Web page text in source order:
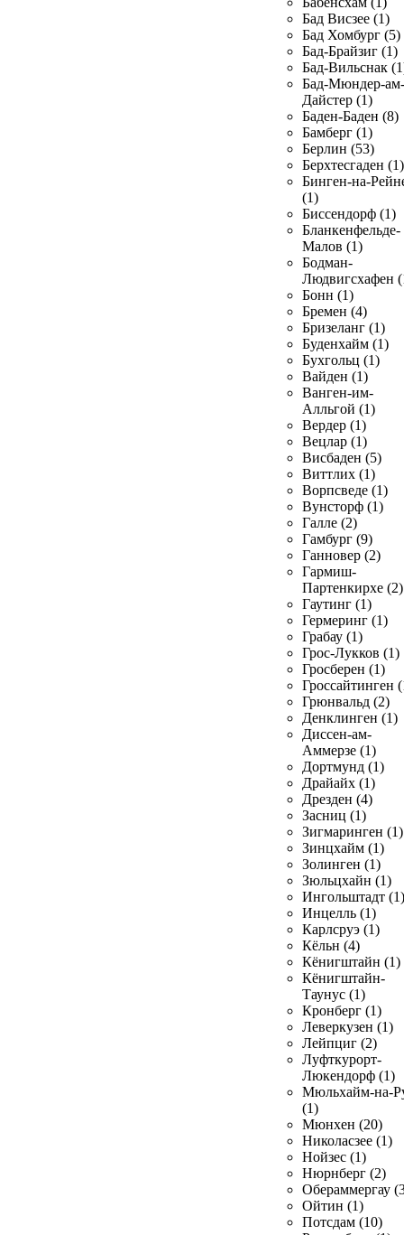
Бад Висзее (1)
Бад Хомбург (5)
Бад-Брайзиг (1)
Бад-Вильснак
Бад-Мюндер-ам-
Дайстер (1)
Баден-Баден (8)
Бамберг (1)
Берлин (53)
Берхтесгаден (1)
Бинген-на-
(1)
Биссендорф (1)
Бланкенфельде-
Малов (1)
Бодман-
Людвигсхафен
Бонн (1)
Бремен (4)
Бризеланг (1)
Буденхайм (1)
Бухгольц (1)
Вайден (1)
Ванген-им-
Алльгой (1)
Вердер (1)
Вецлар (1)
Висбаден (5)
Виттлих (1)
Ворпсведе (1)
Вунсторф (1)
Галле (2)
Гамбург (9)
Ганновер (2)
Гармиш-
Партенкирхе (2)
Гаутинг (1)
Гермеринг (1)
Грабау (1)
Грос-Лукков (1)
Гросберен (1)
Гроссайтинген
Грюнвальд (2)
Денклинген (1)
Диссен-ам-
Аммерзе (1)
Дортмунд (1)
Драйайх (1)
Дрезден (4)
Засниц (1)
Зигмаринген (1)
Зинцхайм (1)
Золинген (1)
Зюльцхайн (1)
Ингольштадт (1)
Инцелль (1)
Карлсруэ (1)
Кёльн (4)
Кёнигштайн (1)
Кёнигштайн-
Таунус (1)
Кронберг (1)
Леверкузен (1)
Лейпциг (2)
Луфткурорт-
Люкендорф (1)
Мюльхайм-на-
(1)
Мюнхен (20)
Николасзее (1)
Нойзес (1)
Нюрнберг (2)
Обераммергау
Ойтин (1)
Потсдам (10)